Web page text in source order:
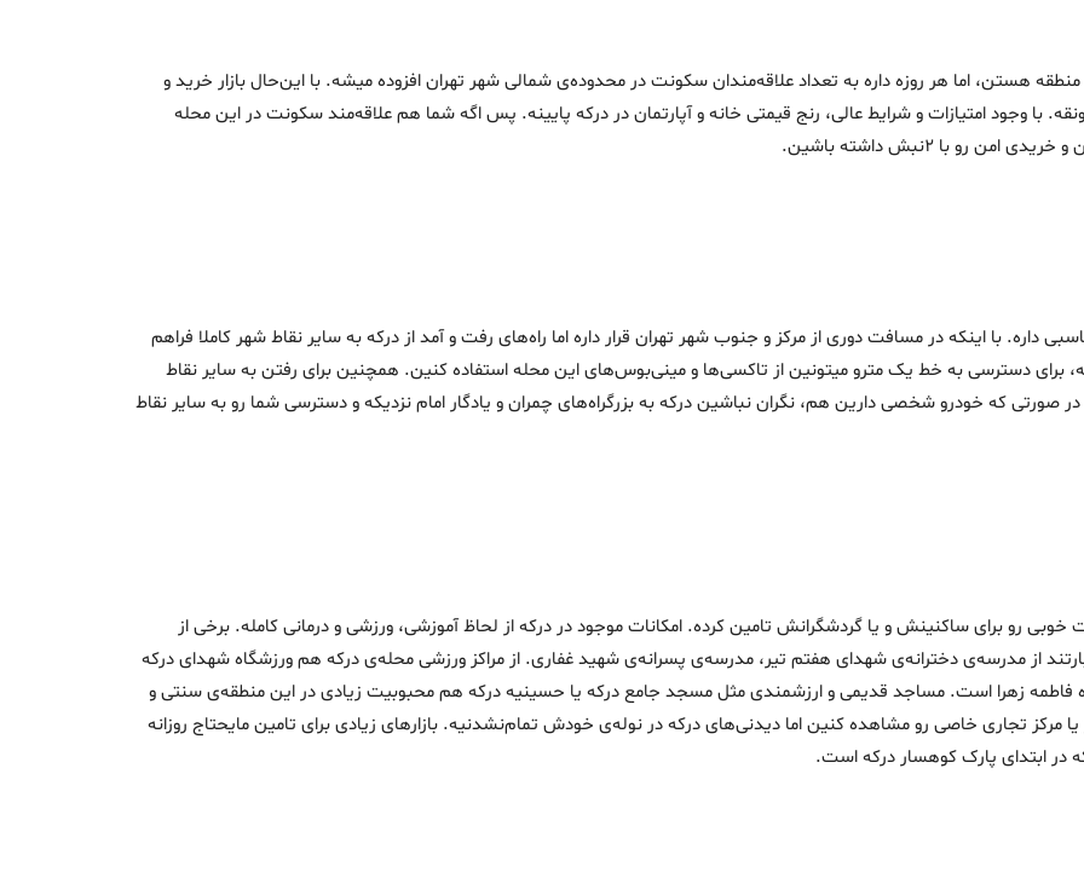
هستن، اما هر روزه داره به تعداد علاقه‌مندان سکونت در محدوده‌ی شمالی شهر تهران افزوده میشه. با این‌حال بازار خرید و
با وجود امتیازات و شرایط عالی، رنج قیمتی خانه و آپارتمان در درکه پایینه. پس اگه شما هم علاقه‌مند سکونت در این محله
با 2نبش داشته باشین.
داره. با اینکه در مسافت دوری از مرکز و جنوب شهر تهران قرار داره اما راه‌های رفت و آمد از درکه به سایر نقاط شهر کاملا فراهم
برای دسترسی به خط یک مترو میتونین از تاکسی‌ها و مینی‌بوس‌های این محله استفاده کنین. همچنین برای رفتن به سایر نقاط
استفاده کنین. در صورتی که خودرو شخصی دارین هم، نگران نباشین درکه به بزرگراه‌های چمران و یادگار امام نزدیکه و دسترسی شما رو به سایر نقاط
خوبی رو برای ساکنینش و یا گردشگرانش تامین کرده. امکانات موجود در درکه از لحاظ آموزشی، ورزشی و درمانی کامله. برخی از
از مدرسه‌ی دخترانه‌ی شهدای هفتم تیر، مدرسه‌ی پسرانه‌ی شهید غفاری. از مراکز ورزشی محله‌ی درکه هم ورزشگاه شهدای درکه
فاطمه زهرا است. مساجد قدیمی و ارزشمندی مثل مسجد جامع درکه یا حسینیه درکه هم محبوبیت زیادی در این منطقه‌ی سنتی و
تجاری خاصی رو مشاهده کنین اما دیدنی‌های درکه در نوله‌ی خودش تمام‌نشدنیه. بازارهای زیادی برای تامین مایحتاج روزانه
در ابتدای پارک کوهسار درکه است.